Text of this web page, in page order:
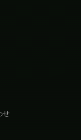
せ